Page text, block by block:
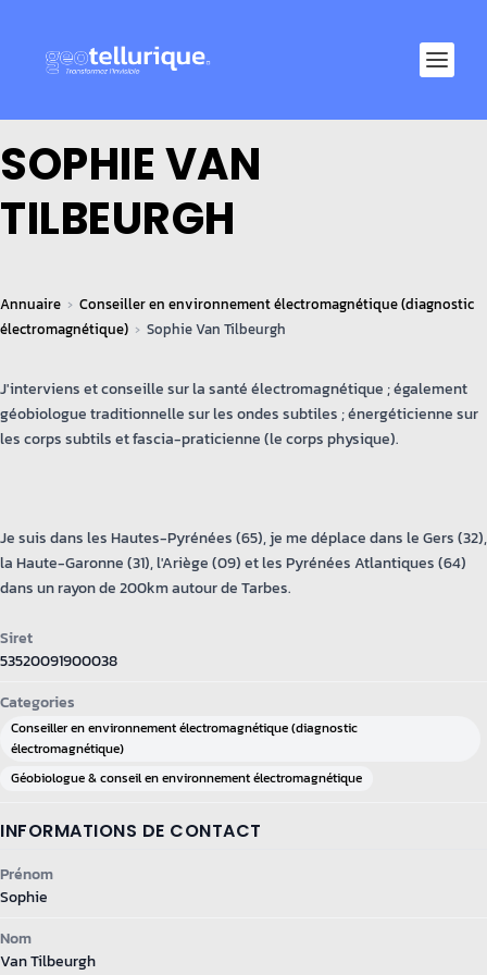
SOPHIE VAN
TILBEURGH
Annuaire
Conseiller en environnement électromagnétique (diagnostic
électromagnétique)
Sophie Van Tilbeurgh
J'interviens et conseille sur la santé électromagnétique ; également
géobiologue traditionnelle sur les ondes subtiles ; énergéticienne sur
les corps subtils et fascia-praticienne (le corps physique).
Je suis dans les Hautes-Pyrénées (65), je me déplace dans le Gers (32),
la Haute-Garonne (31), l'Ariège (09) et les Pyrénées Atlantiques (64)
dans un rayon de 200km autour de Tarbes.
Siret
53520091900038
Categories
Conseiller en environnement électromagnétique (diagnostic
électromagnétique)
Géobiologue & conseil en environnement électromagnétique
INFORMATIONS DE CONTACT
Prénom
Sophie
Nom
Van Tilbeurgh